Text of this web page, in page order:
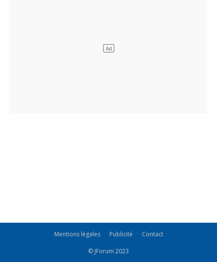
Mentions légales Publicité Contact
© JForum 2023